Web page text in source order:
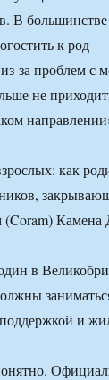
В
к род
за проблем
не
как
(Coram) Камена
в
и